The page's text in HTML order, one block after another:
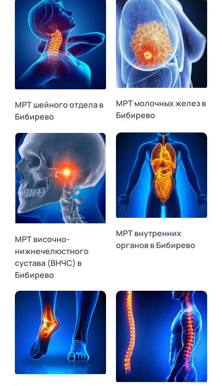
МРТ шейного отдела в
Бибирево
МРТ молочных желез в
Бибирево
МРТ височно-
нижнечелюстного
сустава (ВНЧС) в
Бибирево
МРТ внутренних
органов в Бибирево